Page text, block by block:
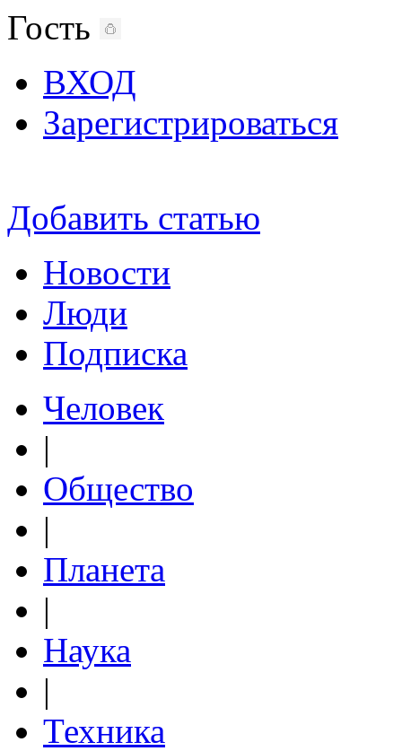
Гость
ВХОД
Зарегистрироваться
Добавить статью
Новости
Люди
Подписка
Человек
|
Общество
|
Планета
|
Наука
|
Техника